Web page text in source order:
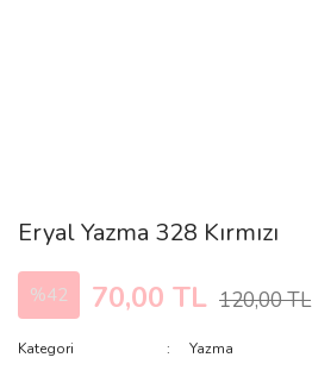
Eryal Yazma 328 Kırmızı
%42 70,00 TL 120,00 TL
Kategori Yazma